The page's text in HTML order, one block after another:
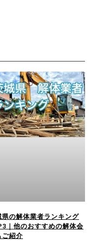
県の解体業者ランキング
｜他のおすすめの解体会
ご紹介